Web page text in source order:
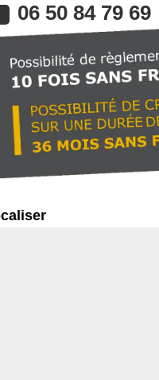
06 50 84 79 69